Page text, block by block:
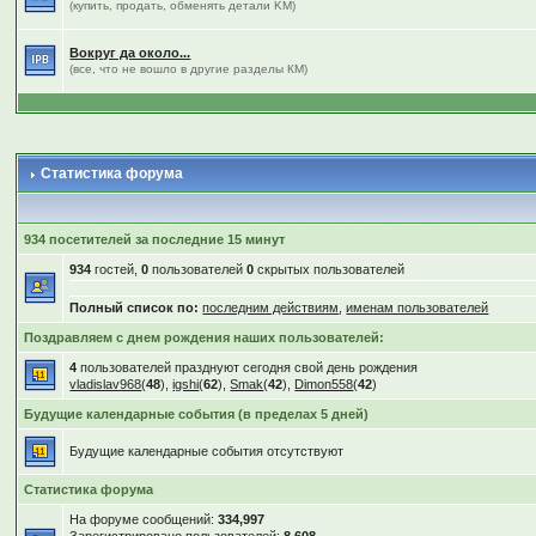
(купить, продать, обменять детали KM)
Вокруг да около...
(все, что не вошло в другие разделы КМ)
Статистика форума
934 посетителей за последние 15 минут
934 гостей,0 пользователей0 скрытых пользователей
Полный список по: последним действиям ,именам пользователей
Поздравляем с днем рождения наших пользователей:
4 пользователей празднуют сегодня свой день рождения
vladislav968(48),igshi(62),Smak(42), Dimon558(42)
Будущие календарные события (в пределах 5 дней)
Будущие календарные события отсутствуют
Статистика форума
На форуме сообщений:334,997